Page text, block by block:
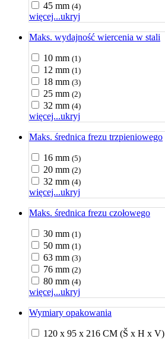
45 mm (4)
więcej...ukryj
Maks. wydajność wiercenia w stali
10 mm (1)
12 mm (1)
18 mm (3)
25 mm (2)
32 mm (4)
więcej...ukryj
Maks. średnica frezu trzpieniowego
16 mm (5)
20 mm (2)
32 mm (4)
więcej...ukryj
Maks. średnica frezu czołowego
30 mm (1)
50 mm (1)
63 mm (3)
76 mm (2)
80 mm (4)
więcej...ukryj
Wymiary opakowania
120 x 95 x 216 CM (Š x H x V)